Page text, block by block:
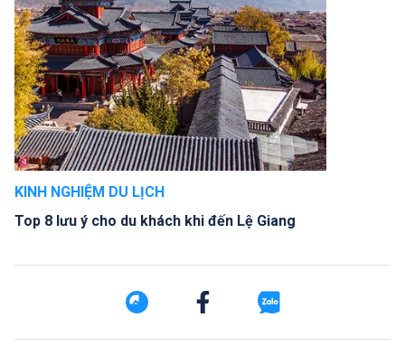
KINH NGHIỆM DU LỊCH
Top 8 lưu ý cho du khách khi đến Lệ Giang